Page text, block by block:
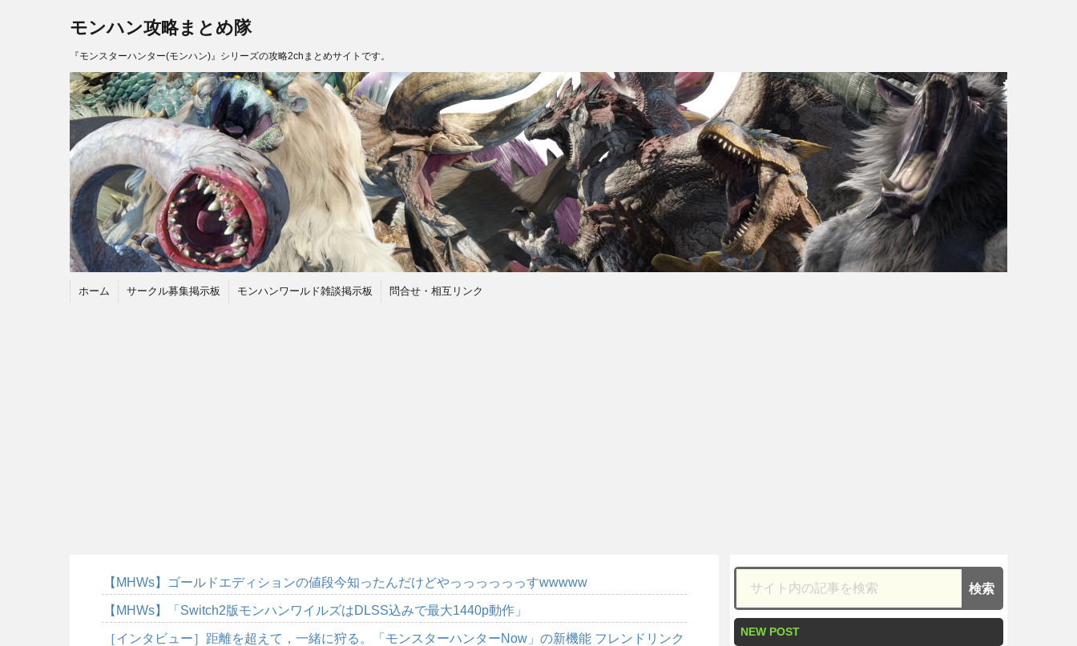
モンハン攻略まとめ隊
『モンスターハンター(モンハン)』シリーズの攻略2chまとめサイトです。
ホーム サークル募集掲示板 モンハンワールド雑談掲示板 問合せ・相互リンク
【MHWs】ゴールドエディションの値段今知ったんだけどやっっっっっっすwwwww
【MHWs】「Switch2版モンハンワイルズはDLSS込みで最大1440p動作」
［インタビュー］距離を超えて，一緒に狩る。「モンスターハンターNow」の新機能 フレンドリンク
NEW POST